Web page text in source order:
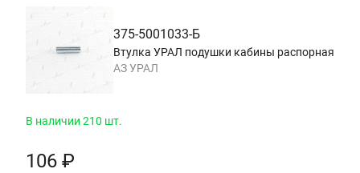
375-5001033-Б
Втулка УРАЛ подушки кабины распорная
АЗ УРАЛ
В наличии 210 шт.
106 ₽